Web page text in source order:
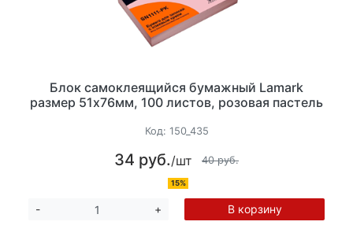
Блок самоклеящийся бумажный Lamark
размер 51х76мм, 100 листов, розовая пастель
Код: 150_435
34 руб./шт 40 руб.
15%
- + В корзину